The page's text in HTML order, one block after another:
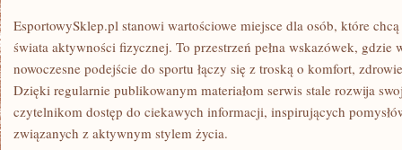
EsportowySklep.pl stanowi wartościowe miejsce dla osób, które
świata aktywności fizycznej. To przestrzeń pełna wskazówek, gdzie
nowoczesne podejście do sportu łączy się z troską o komfort,
Dzięki regularnie publikowanym materiałom serwis stale rozwija
czytelnikom dostęp do ciekawych informacji, inspirujących
związanych z aktywnym stylem życia.